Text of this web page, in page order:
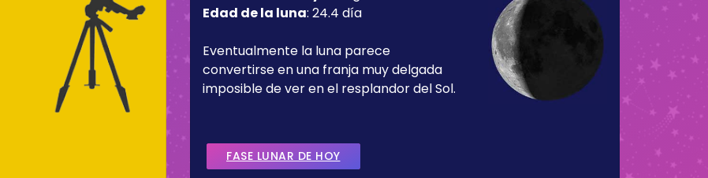
Edad de la luna: 24.4 día
Eventualmente la luna parece
convertirse en una franja muy delgada
imposible de ver en el resplandor del Sol.
FASE LUNAR DE HOY